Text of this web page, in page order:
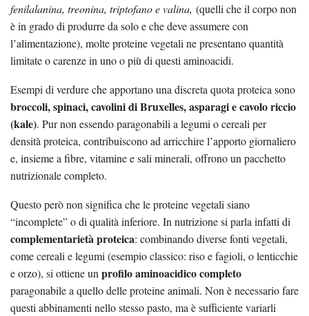
fenilalanina, treonina, triptofano e valina, (quelli che il corpo non
è in grado di produrre da solo e che deve assumere con
l’alimentazione), molte proteine vegetali ne presentano quantità
limitate o carenze in uno o più di questi aminoacidi.
Esempi di verdure che apportano una discreta quota proteica sono
broccoli, spinaci, cavolini di Bruxelles, asparagi e cavolo riccio
(kale). Pur non essendo paragonabili a legumi o cereali per
densità proteica, contribuiscono ad arricchire l’apporto giornaliero
e, insieme a fibre, vitamine e sali minerali, offrono un pacchetto
nutrizionale completo.
Questo però non significa che le proteine vegetali siano
“incomplete” o di qualità inferiore. In nutrizione si parla infatti di
complementarietà proteica: combinando diverse fonti vegetali,
come cereali e legumi (esempio classico: riso e fagioli, o lenticchie
e orzo), si ottiene un profilo aminoacidico completo
paragonabile a quello delle proteine animali. Non è necessario fare
questi abbinamenti nello stesso pasto, ma è sufficiente variarli